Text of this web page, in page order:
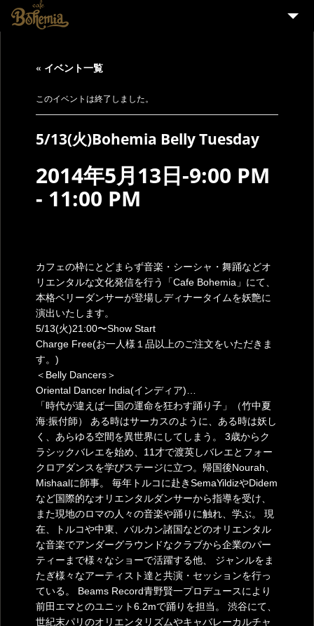
EVENT
STAFF WANTED
ENGLISH
« イベント一覧
このイベントは終了しました。
5/13(火)Bohemia Belly Tuesday
2014年5月13日-9:00 PM
- 11:00 PM
カフェの枠にとどまらず音楽・シーシャ・舞踊などオ
リエンタルな文化発信を行う「Cafe Bohemia」にて、
本格ベリーダンサーが登場しディナータイムを妖艶に
演出いたします。
5/13(火)21:00〜Show Start
Charge Free(お一人様１品以上のご注文をいただきま
す。)
＜Belly Dancers＞
Oriental Dancer India(インディア)…
「時代が違えば一国の運命を狂わす踊り子」（竹中夏
海:振付師） ある時はサーカスのように、ある時は妖し
く、あらゆる空間を異世界にしてしまう。 3歳からク
ラシックバレエを始め、11才で渡英しバレエとフォー
クロアダンスを学びステージに立つ。帰国後Nourah、
Mishaalに師事。 毎年トルコに赴きSemaYildizやDidem
など国際的なオリエンタルダンサーから指導を受け、
また現地のロマの人々の音楽や踊りに触れ、学ぶ。 現
在、トルコや中東、バルカン諸国などのオリエンタル
な音楽でアンダーグラウンドなクラブから企業のパー
ティーまで様々なショーで活躍する他、 ジャンルをま
たぎ様々なアーティスト達と共演・セッションを行っ
ている。 Beams Record青野賢一プロデュースにより
前田エマとのユニット6.2mで踊りを担当。 渋谷にて、
世紀末パリのオリエンタリズムやキャバレーカルチャ